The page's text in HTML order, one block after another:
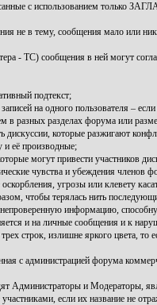
с использованием только
не в тему, сообщения мало или
- ТС) сообщения в ней могут
подтекст;
на одного пользователя –
в разных разделах форума или
дискуссии, которые разжигают
и её производные;
могут привести участников
чувства и убеждения членов
угрозы или клевету
чтобы терялась нить
информацию,
и на личные сообщения и к
строк, излишне яркого цвета, то
с администрацией форума
Администраторы и Модераторы,
если их название не